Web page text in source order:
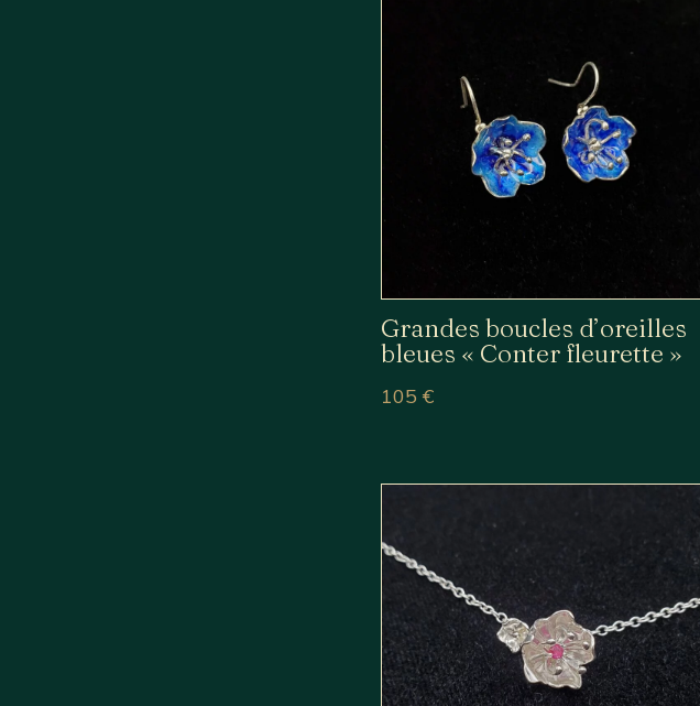
Grandes boucles d’oreilles
bleues « Conter fleurette »
105€